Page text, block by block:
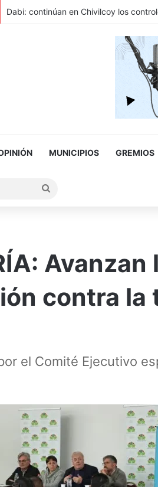
Dabi: continúan en Chivilcoy los
MUNICIPIOS GREMIOS
por
contra la
el Comité Ejecutivo